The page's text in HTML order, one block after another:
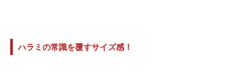
ハラミの常識を覆すサイズ感！